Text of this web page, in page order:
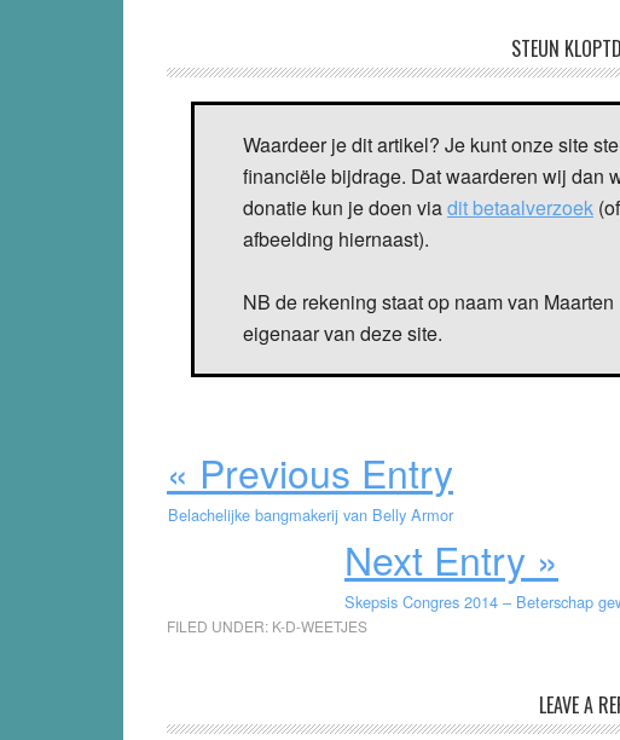
STEUN
Waardeer je dit artikel? Je kunt onze site
financiële bijdrage. Dat waarderen wij dan
donatie kun je doen viadit betaalverzoek
afbeelding hiernaast).
NB de rekening staat op naam van
eigenaar van deze site.
« Previous Entry
Belachelijke bangmakerij van Belly Armor
Next Entry »
Skepsis Congres 2014 – Beterschap
FILED UNDER: K-D-WEETJES
LEAVE A